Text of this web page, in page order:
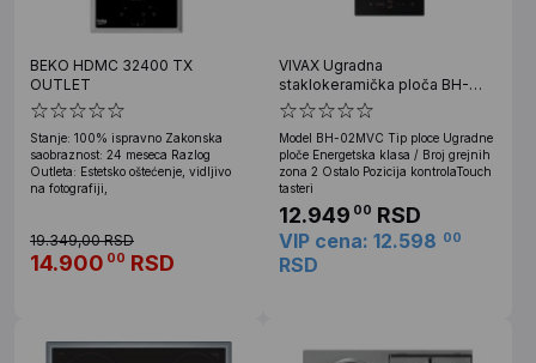
BEKO HDMC 32400 TX
OUTLET
Stanje: 100% ispravno Zakonska
saobraznost: 24 meseca Razlog
Outleta: Estetsko oštećenje, vidljivo
na fotografiji,
19.349,00 RSD
14.900 00 RSD
VIVAX Ugradna
staklokeramička ploča BH-
02MVC
Model BH-02MVC Tip ploce Ugradne
ploče Energetska klasa / Broj grejnih
zona 2 Ostalo Pozicija kontrolaTouch
tasteri
12.949 00 RSD
VIP cena: 12.598 00
RSD